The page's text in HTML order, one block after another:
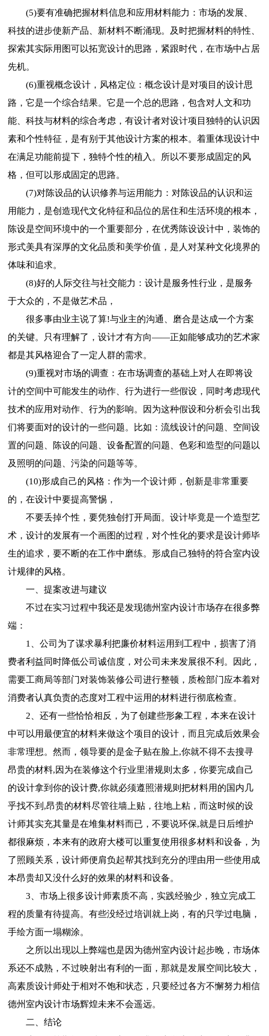
(5)要有准确把握材料信息和应用材料能力：市场的发展、
科技的进步使新产品、新材料不断涌现。及时把握材料的特性、
探索其实际用图可以拓宽设计的思路，紧跟时代，在市场中占居
先机。
(6)重视概念设计，风格定位：概念设计是对项目的设计思
路，它是一个综合结果。它是一个总的思路，包含对人文和功
能、科技与材料的综合考虑，有设计者对设计项目独特的认识因
素和个性特征，是有别于其他设计方案的根本。着重体现设计中
在满足功能前提下，独特个性的植入。所以不要形成固定的风
格，但可以形成固定的思路。
(7)对陈设品的认识修养与运用能力：对陈设品的认识和运
用能力，是创造现代文化特征和品位的居住和生活环境的根本，
陈设是空间环境中的一个重要部分，在优秀陈设设计中，装饰的
形式美具有深厚的文化品质和美学价值，是人对某种文化境界的
体味和追求。
(8)好的人际交往与社交能力：设计是服务性行业，是服务
于大众的，不是做艺术品，
很多事由业主说了算!与业主的沟通、磨合是达成一个方案
的关键。只有理解了，设计才有方向——正如能够成功的艺术家
都是其风格迎合了一定人群的需求。
(9)重视对市场的调查：在市场调查的基础上对人在即将设
计的空间中可能发生的动作、行为进行一些假设，同时考虑现代
技术的应用对动作、行为的影响。因为这种假设和分析会引出我
们将要面对的设计的一些问题。比如：流线设计的问题、空间设
置的问题、陈设的问题、设备配置的问题、色彩和造型的问题以
及照明的问题、污染的问题等等。
(10)形成自己的风格：作为一个设计师，创新是非常重要
的，在设计中要提高警惕，
不要丢掉个性，要凭独创打开局面。设计毕竟是一个造型艺
术，设计的发展有一个画图的过程，对个性化的要求是设计师毕
生的追求，要不断的在工作中磨练。形成自己独特的符合室内设
计规律的风格。
一、提案改进与建议
不过在实习过程中我还是发现德州室内设计市场存在很多弊
端：
1、公司为了谋求暴利把廉价材料运用到工程中，损害了消
费者利益同时降低公司诚信度，对公司未来发展很不利。因此，
需要工商局等部门对装饰装修公司进行整顿，质检部门应本着对
消费者认真负责的态度对工程中运用的材料进行彻底检查。
2、还有一些恰恰相反，为了创建些形象工程，本来在设计
中可以用最便宜的材料来做这个项目的设计，而且完成后效果会
非常理想。然而，领导要的是金子贴在脸上,你就不得不去搜寻
昂贵的材料,因为在装修这个行业里潜规则太多，你要完成自己
的设计拿到你的设计费,你就必须遵照潜规则把材料用的国内几
乎找不到,昂贵的材料尽管往墙上贴，往地上粘，而这时候的设
计师其实充其量是在堆集材料而已，不要说环保,就是日后维护
都很麻烦，本来有的政府大楼可以重复使用很多材料和设备，为
了照顾关系，设计师便肩负起帮其找到充分的理由用一些使用成
本昂贵却又没什么好的效果的材料和设备。
3、市场上很多设计师素质不高，实践经验少，独立完成工
程的质量有待提高。有些没经过培训就上岗，有的只学过电脑，
手绘方面一塌糊涂。
之所以出现以上弊端也是因为德州室内设计起步晚，市场体
系还不成熟，不过映射出有利的一面，那就是发展空间比较大，
高素质设计师处于相对不饱和状态，只要经过各方不懈努力相信
德州室内设计市场辉煌未来不会遥远。
二、结论